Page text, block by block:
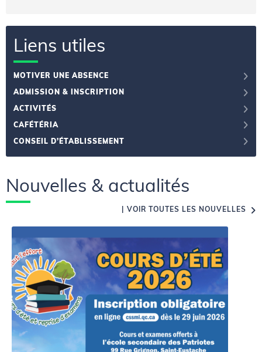
Liens utiles
MOTIVER UNE ABSENCE
ADMISSION & INSCRIPTION
ACTIVITÉS
CAFÉTÉRIA
CONSEIL D’ÉTABLISSEMENT
Nouvelles & actualités
VOIR TOUTES LES NOUVELLES